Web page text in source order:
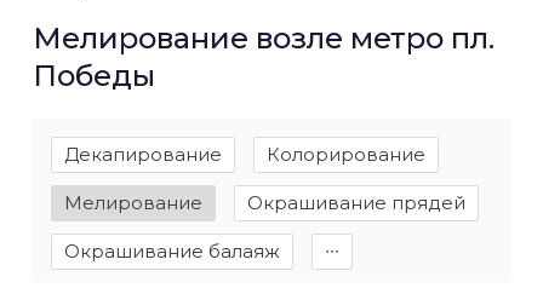
Мелирование возле метро пл.
Победы
Декапирование Колорирование
Мелирование Окрашивание прядей
Окрашивание балаяж ∙∙∙